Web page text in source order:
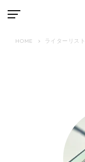
HOME ライターリスト